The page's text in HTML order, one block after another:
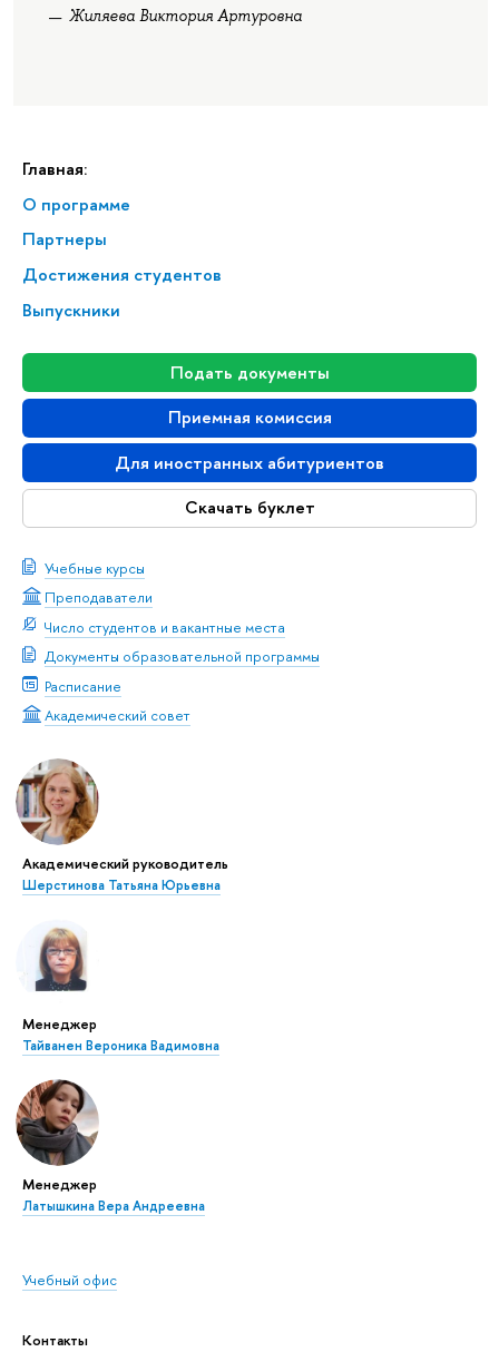
Главная:
О программе
Партнеры
Достижения студентов
Выпускники
Подать документы
Приемная комиссия
Для иностранных абитуриентов
Скачать буклет
Учебные курсы
Преподаватели
Число студентов и вакантные места
Документы образовательной программы
Расписание
Академический совет
Академический руководитель
Шерстинова Татьяна Юрьевна
Менеджер
Тайванен Вероника Вадимовна
Менеджер
Латышкина Вера Андреевна
Учебный офис
Контакты
Жиляева Виктория Артуровна